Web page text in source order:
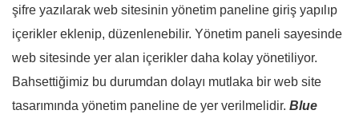
şifre yazılarak web sitesinin yönetim paneline giriş yapılıp
içerikler eklenip, düzenlenebilir. Yönetim paneli sayesinde
web sitesinde yer alan içerikler daha kolay yönetiliyor.
Bahsettiğimiz bu durumdan dolayı mutlaka bir web site
tasarımında yönetim paneline de yer verilmelidir. Blue